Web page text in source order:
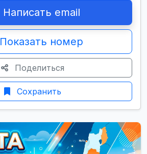
Написать email
Показать номер
Поделиться
Сохранить